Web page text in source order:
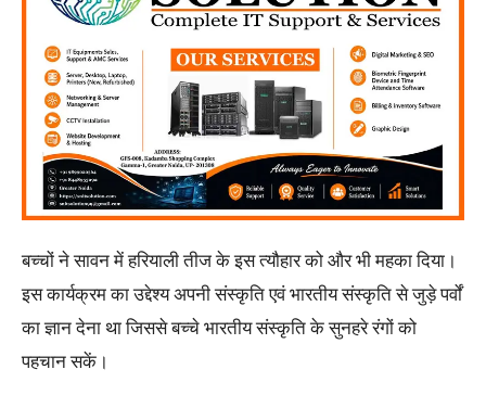
बच्चों ने सावन में हरियाली तीज के इस त्यौहार को और भी महका दिया।
इस कार्यक्रम का उद्देश्य अपनी संस्कृति एवं भारतीय संस्कृति से जुड़े पर्वों
का ज्ञान देना था जिससे बच्चे भारतीय संस्कृति के सुनहरे रंगों को
पहचान सकें।